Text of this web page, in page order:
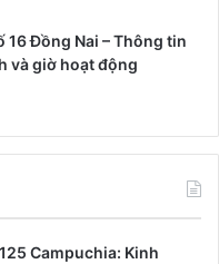
16 Đồng Nai – Thông tin
và giờ hoạt động
Campuchia: Kinh